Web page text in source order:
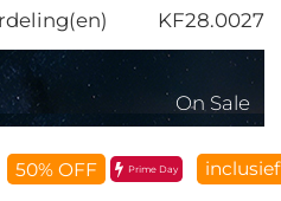
KF28.0027
On Sale
50% OFF Prime Day